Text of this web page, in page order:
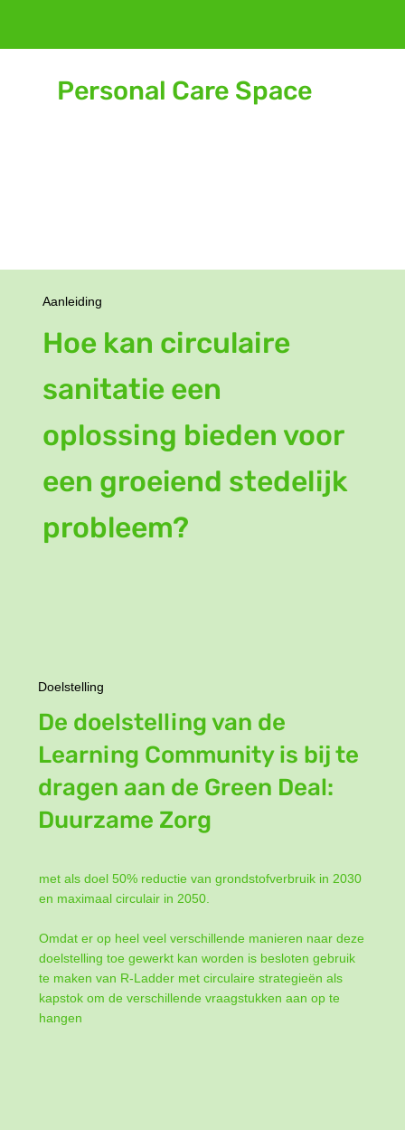
Personal Care Space
Aanleiding
Hoe kan circulaire
sanitatie een
oplossing bieden voor
een groeiend stedelijk
probleem?
Doelstelling
De doelstelling van de
Learning Community is bij te
dragen aan de Green Deal:
Duurzame Zorg
met als doel 50% reductie van grondstofverbruik in 2030
en maximaal circulair in 2050.
Omdat er op heel veel verschillende manieren naar deze
doelstelling toe gewerkt kan worden is besloten gebruik
te maken van R-Ladder met circulaire strategieën als
kapstok om de verschillende vraagstukken aan op te
hangen